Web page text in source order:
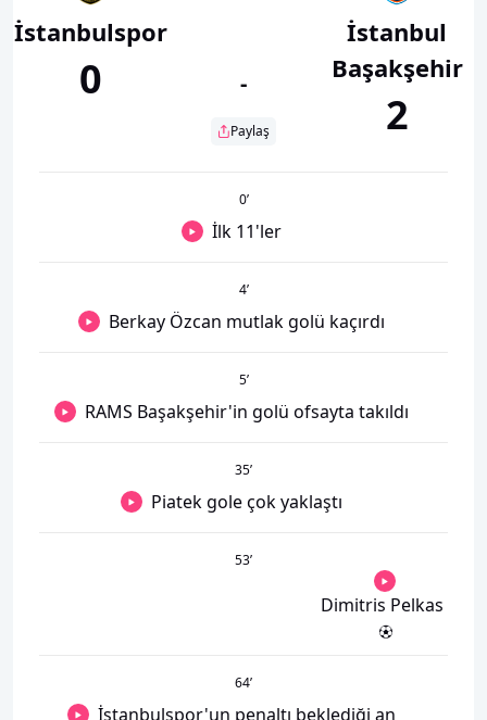
İstanbulspor
0 -
Paylaş
İstanbul
Başakşehir
2
0’
İlk 11'ler
4’
Berkay Özcan mutlak golü kaçırdı
5’
RAMS Başakşehir'in golü ofsayta takıldı
35’
Piatek gole çok yaklaştı
53’
Dimitris Pelkas
64’
İstanbulspor'un penaltı beklediği an